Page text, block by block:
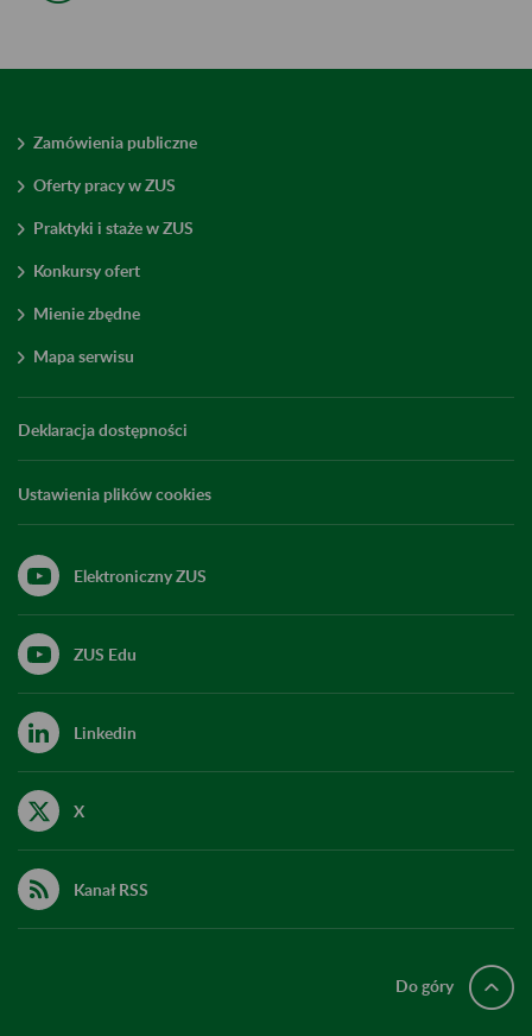
Zamówienia publiczne
Oferty pracy w ZUS
Praktyki i staże w ZUS
Konkursy ofert
Mienie zbędne
Mapa serwisu
Deklaracja dostępności
Ustawienia plików cookies
Elektroniczny ZUS
ZUS Edu
Linkedin
X
Kanał RSS
Do góry